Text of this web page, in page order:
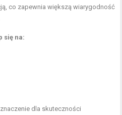
co zapewnia większą wiarygodność
się na:
dla skuteczności